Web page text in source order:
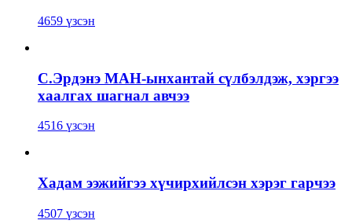
4659 үзсэн
С.Эрдэнэ МАН-ынхантай сүлбэлдэж, хэргээ
хаалгах шагнал авчээ
4516 үзсэн
Хадам ээжийгээ хүчирхийлсэн хэрэг гарчээ
4507 үзсэн